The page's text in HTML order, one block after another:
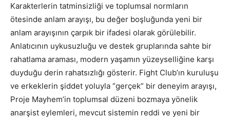
Karakterlerin tatminsizliği ve toplumsal normların
ötesinde anlam arayışı, bu değer boşluğunda yeni bir
anlam arayışının çarpık bir ifadesi olarak görülebilir.
Anlatıcının uykusuzluğu ve destek gruplarında sahte bir
rahatlama araması, modern yaşamın yüzeyselliğine karşı
duyduğu derin rahatsızlığı gösterir. Fight Club’ın kuruluşu
ve erkeklerin şiddet yoluyla “gerçek” bir deneyim arayışı,
Proje Mayhem’in toplumsal düzeni bozmaya yönelik
anarşist eylemleri, mevcut sistemin reddi ve yeni bir